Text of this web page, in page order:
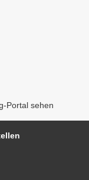
Portal sehen